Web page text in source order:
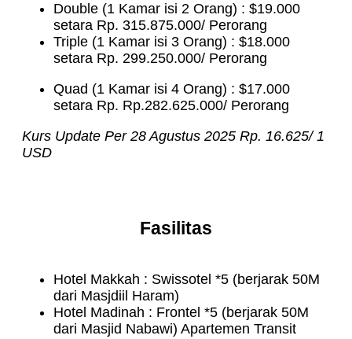
Double (1 Kamar isi 2 Orang) : $19.000
setara Rp. 315.875.000/ Perorang
Triple (1 Kamar isi 3 Orang) : $18.000
setara Rp. 299.250.000/ Perorang
Quad (1 Kamar isi 4 Orang) : $17.000
setara Rp. Rp.282.625.000/ Perorang
Kurs Update Per 28 Agustus 2025 Rp. 16.625/ 1
USD
Fasilitas
Hotel Makkah : Swissotel *5 (berjarak 50M
dari Masjdiil Haram)
Hotel Madinah : Frontel *5 (berjarak 50M
dari Masjid Nabawi) Apartemen Transit